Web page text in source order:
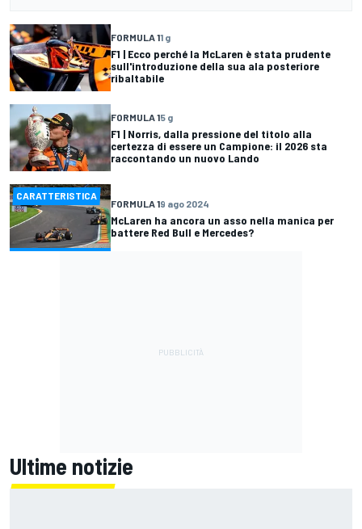
FORMULA 11 g
F1 | Ecco perché la McLaren è stata prudente
sull'introduzione della sua ala posteriore
ribaltabile
FORMULA 15 g
F1 | Norris, dalla pressione del titolo alla
certezza di essere un Campione: il 2026 sta
raccontando un nuovo Lando
CARATTERISTICA
FORMULA 19 ago 2024
McLaren ha ancora un asso nella manica per
battere Red Bull e Mercedes?
Ultime notizie